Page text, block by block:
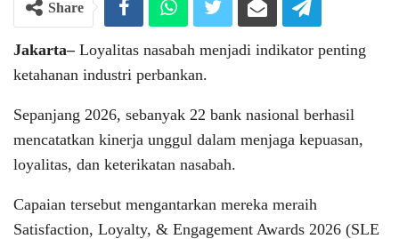
Share
Jakarta– Loyalitas nasabah menjadi indikator penting
ketahanan industri perbankan.
Sepanjang 2026, sebanyak 22 bank nasional berhasil
mencatatkan kinerja unggul dalam menjaga kepuasan,
loyalitas, dan keterikatan nasabah.
Capaian tersebut mengantarkan mereka meraih
Satisfaction, Loyalty, & Engagement Awards 2026 (SLE